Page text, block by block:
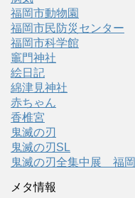
福岡市動物園
福岡市民防災センター
福岡市科学館
竈門神社
絵日記
綿津見神社
赤ちゃん
香椎宮
鬼滅の刃
鬼滅の刃SL
鬼滅の刃全集中展 福岡
メタ情報